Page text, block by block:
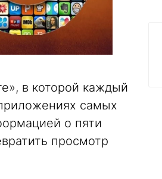
в которой каждый
самых
о пяти
просмотр